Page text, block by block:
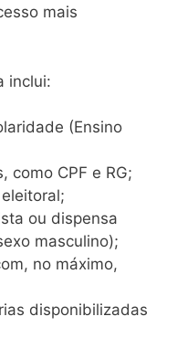
mais
inclui:
(Ensino
como CPF e RG;
ou dispensa
masculino);
no máximo,
disponibilizadas